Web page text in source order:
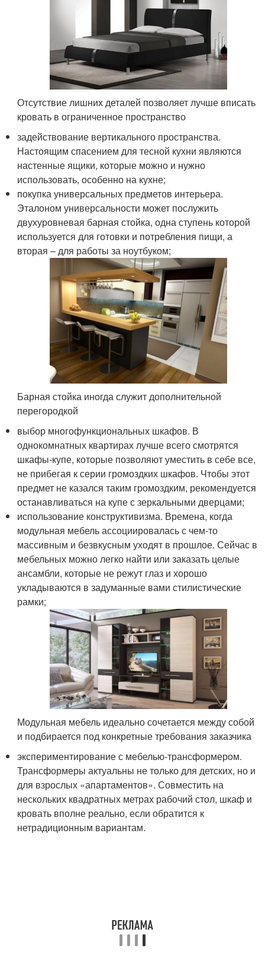
Отсутствие лишних деталей позволяет лучше вписать
кровать в ограниченное пространство
задействование вертикального пространства.
Настоящим спасением для тесной кухни являются
настенные ящики, которые можно и нужно
использовать, особенно на кухне;
покупка универсальных предметов интерьера.
Эталоном универсальности может послужить
двухуровневая барная стойка, одна ступень которой
используется для готовки и потребления пищи, а
вторая – для работы за ноутбуком;
Барная стойка иногда служит дополнительной
перегородкой
выбор многофункциональных шкафов. В
однокомнатных квартирах лучше всего смотрятся
шкафы-купе, которые позволяют уместить в себе все,
не прибегая к серии громоздких шкафов. Чтобы этот
предмет не казался таким громоздким, рекомендуется
останавливаться на купе с зеркальными дверцами;
использование конструктивизма. Времена, когда
модульная мебель ассоциировалась с чем-то
массивным и безвкусным уходят в прошлое. Сейчас в
мебельных можно легко найти или заказать целые
ансамбли, которые не режут глаз и хорошо
укладываются в задуманные вами стилистические
рамки;
Модульная мебель идеально сочетается между собой
и подбирается под конкретные требования заказчика
экспериментирование с мебелью-трансформером.
Трансформеры актуальны не только для детских, но и
для взрослых «апартаментов». Совместить на
нескольких квадратных метрах рабочий стол, шкаф и
кровать вполне реально, если обратится к
нетрадиционным вариантам.